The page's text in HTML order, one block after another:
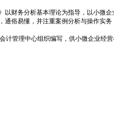
以财务分析基本理论为指导，以小微
通俗易懂，并注重案例分析与操作实
管理中心组织编写，供小微企业经营